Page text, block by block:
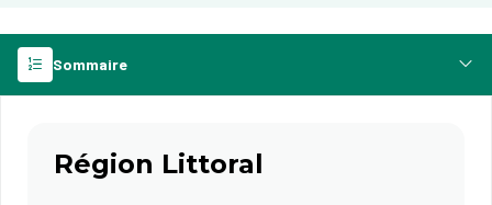
Sommaire
Région Littoral